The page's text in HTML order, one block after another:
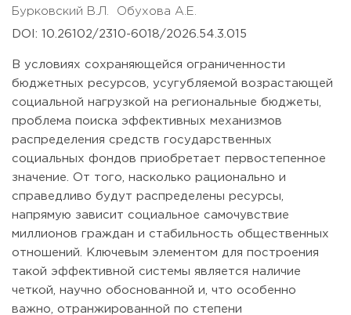
Бурковский В.Л. Обухова А.Е.
DOI: 10.26102/2310-6018/2026.54.3.015
В условиях сохраняющейся ограниченности
бюджетных ресурсов, усугубляемой возрастающей
социальной нагрузкой на региональные бюджеты,
проблема поиска эффективных механизмов
распределения средств государственных
социальных фондов приобретает первостепенное
значение. От того, насколько рационально и
справедливо будут распределены ресурсы,
напрямую зависит социальное самочувствие
миллионов граждан и стабильность общественных
отношений. Ключевым элементом для построения
такой эффективной системы является наличие
четкой, научно обоснованной и, что особенно
важно, отранжированной по степени